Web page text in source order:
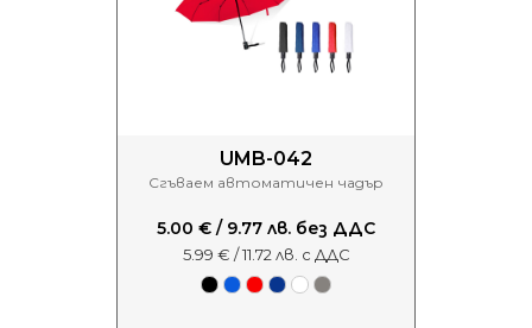
UMB-042
Сгъваем автоматичен чадър
5.00 € / 9.77 лв. без ДДС
5.99 € / 11.72 лв. с ДДС